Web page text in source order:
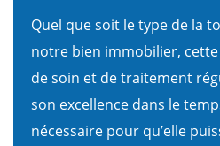
Quel que soit le type de la
notre bien immobilier,
de soin et de traitement
son excellence dans le
nécessaire pour qu’elle